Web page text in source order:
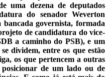
uma dezena de deputados
do senador Weverton
governista, formada
de candidatura do vice-
a caminho do PSB), e um
dividem, entre os que estão
os que pertencem a outras
posicionar de um lado ou de